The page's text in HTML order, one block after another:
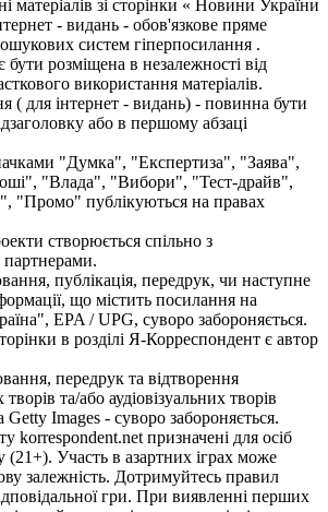
матеріалів зі сторінки « Новини України
- видань - обов'язкове пряме
систем гіперпосилання .
розміщена в незалежності від
використання матеріалів.
( для інтернет - видань) - повинна бути
або в першому абзаці
"Думка", "Експертиза", "Заява",
"Влада", "Вибори", "Тест-драйв",
"Промо" публікуються на правах
створюється спільно з
публікація, передрук, чи наступне
що містить посилання на
EPA / UPG, суворо забороняється.
в розділі Я-Корреспондент є автор
передрук та відтворення
та/або аудіовізуальних творів
Getty Images - суворо забороняється.
korrespondent.net призначені для осіб
(21+). Участь в азартних іграх може
залежність. Дотримуйтесь правил
гри. При виявленні перших